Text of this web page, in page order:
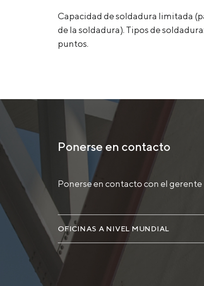
Capacidad de soldadura limitada
de la soldadura). Tipos de
puntos.
Ponerse en contacto
Ponerse en contacto con el gerente
OFICINAS A NIVEL MUNDIAL